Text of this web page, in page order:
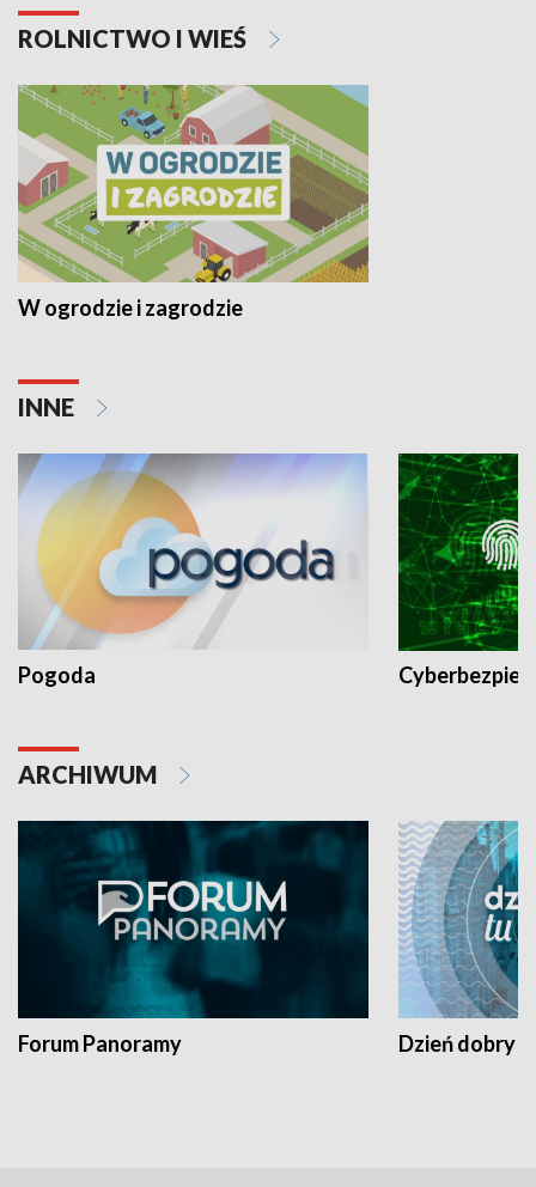
ROLNICTWO I WIEŚ
W ogrodzie i zagrodzie
INNE
Pogoda
ARCHIWUM
Forum Panoramy Dzień dobry